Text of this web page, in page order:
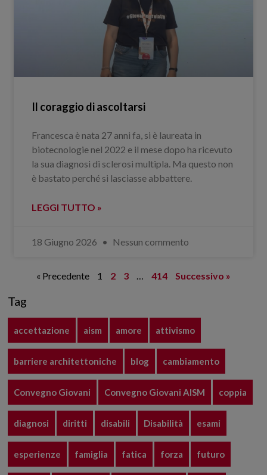
Il coraggio di ascoltarsi
Francesca è nata 27 anni fa, si è laureata in
biotecnologie nel 2022 e il mese dopo ha ricevuto
la sua diagnosi di sclerosi multipla. Ma questo non
è bastato perché si lasciasse abbattere.
LEGGI TUTTO »
18 Giugno 2026 Nessun commento
« Precedente 1 2 3 414 Successivo »
Tag
accettazione aism amore attivismo
barriere architettoniche blog cambiamento
Convegno Giovani Convegno Giovani AISM coppia
diagnosi diritti disabili Disabilità esami
esperienze famiglia fatica forza futuro